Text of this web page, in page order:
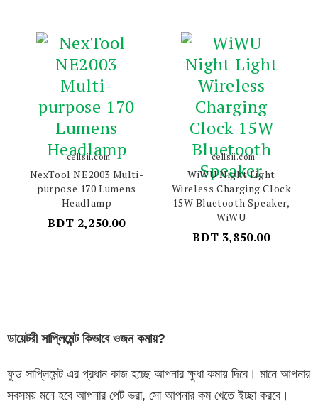
cellsii.com
NexTool NE2003 Multi-
purpose 170 Lumens
Headlamp
BDT 2,250.00
cellsii.com
WiWU Night Light
Wireless Charging Clock
15W Bluetooth Speaker,
WiWU
BDT 3,850.00
ডায়েটরী সাপ্লিমেন্ট কিভাবে ওজন কমায়?
ফুড সাপ্লিমেন্ট এর প্রধান কাজ হচ্ছে আপনার ক্ষুধা কমায় দিবে। মানে আপনার
সবসময় মনে হবে আপনার পেট ভরা, সো আপনার কম খেতে ইচ্ছা করবে।